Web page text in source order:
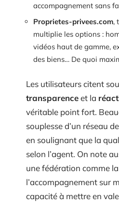
accompagnement sans
Proprietes-privees.com,
multiplie les options :
vidéos haut de gamme,
des biens… De quoi
Les utilisateurs citent
transparenceet la
véritable point fort.
souplesse d’un réseau
en soulignant que la
selon l’agent. On note
une fédération comme
l’accompagnement sur
capacité à mettre en